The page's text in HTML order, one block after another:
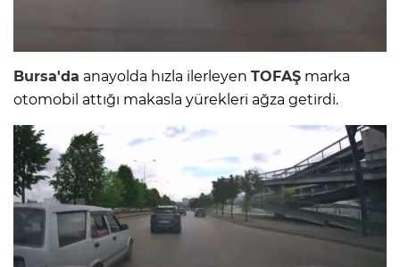
Bursa'da anayolda hızla ilerleyen TOFAŞ marka
otomobil attığı makasla yürekleri ağza getirdi.